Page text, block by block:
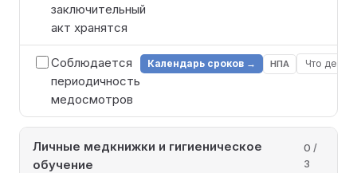
заключительный
акт хранятся
Соблюдается
периодичность
медосмотров
Календарь сроков → НПА Что делать
Личные медкнижки и гигиеническое
обучение
0 /
3